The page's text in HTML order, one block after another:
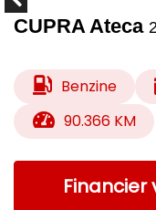
CUPRA Ateca
Benzine
90.366 KM